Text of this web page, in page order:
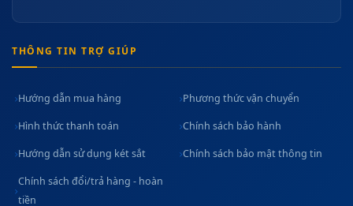
THÔNG TIN TRỢ GIÚP
Hướng dẫn mua hàng Phương thức vận chuyển
Hình thức thanh toán Chính sách bảo hành
Hướng dẫn sử dụng két sắt Chính sách bảo mật thông tin
Chính sách đổi/trả hàng - hoàn
tiền